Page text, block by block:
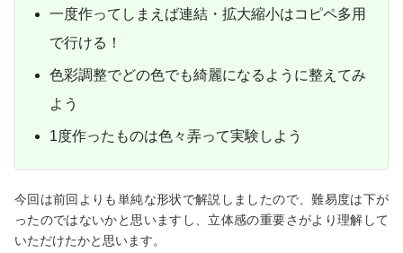
一度作ってしまえば連結・拡大縮小はコピペ多用
で行ける！
色彩調整でどの色でも綺麗になるように整えてみ
よう
1度作ったものは色々弄って実験しよう
今回は前回よりも単純な形状で解説しましたので、難易度は下が
ったのではないかと思いますし、立体感の重要さがより理解して
いただけたかと思います。